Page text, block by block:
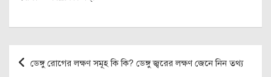
Post
navigation
ডেঙ্গু রোগের লক্ষণ সমূহ কি কি? ডেঙ্গু জ্বরের লক্ষণ জেনে নিন তথ্য